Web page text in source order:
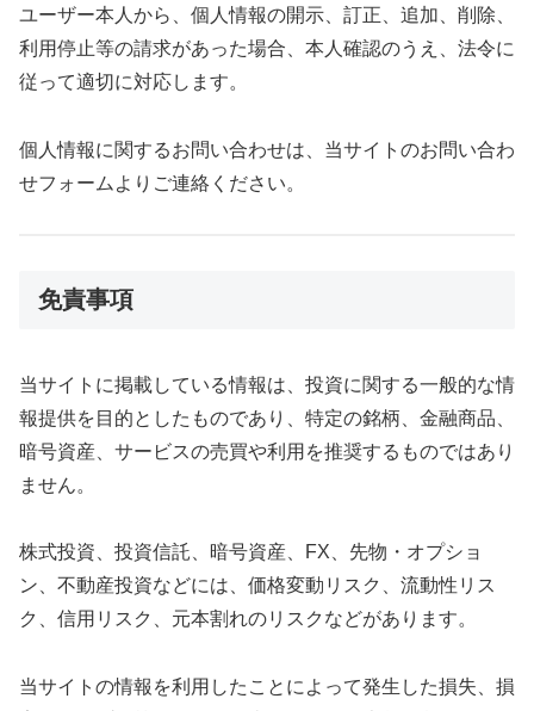
ユーザー本人から、個人情報の開示、訂正、追加、削除、
利用停止等の請求があった場合、本人確認のうえ、法令に
従って適切に対応します。
個人情報に関するお問い合わせは、当サイトのお問い合わ
せフォームよりご連絡ください。
免責事項
当サイトに掲載している情報は、投資に関する一般的な情
報提供を目的としたものであり、特定の銘柄、金融商品、
暗号資産、サービスの売買や利用を推奨するものではあり
ません。
株式投資、投資信託、暗号資産、FX、先物・オプショ
ン、不動産投資などには、価格変動リスク、流動性リス
ク、信用リスク、元本割れのリスクなどがあります。
当サイトの情報を利用したことによって発生した損失、損